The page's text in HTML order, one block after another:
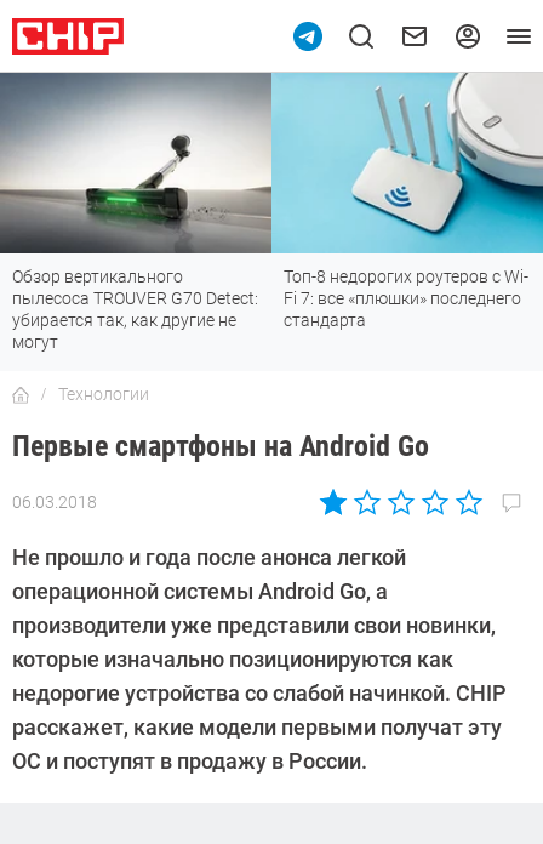
Обзор вертикального
пылесоса TROUVER G70 Detect:
убирается так, как другие не
могут
Топ-8 недорогих роутеров с Wi-
Fi 7: все «плюшки» последнего
стандарта
Технологии
Первые смартфоны на Android Go
06.03.2018
Автор:
Киреев
Не прошло и года после анонса легкой
операционной системы Android Go, а
производители уже представили свои новинки,
которые изначально позиционируются как
недорогие устройства со слабой начинкой. CHIP
расскажет, какие модели первыми получат эту
ОС и поступят в продажу в России.